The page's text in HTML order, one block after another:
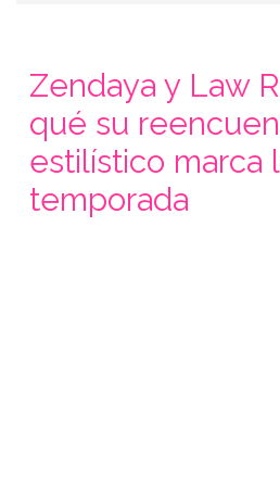
Zendaya y Law
qué su
estilístico marca
temporada